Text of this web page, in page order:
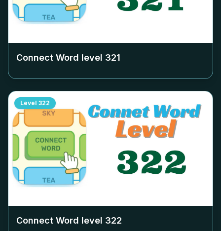
Connect Word level 321
Level 322
Connect Word level 322